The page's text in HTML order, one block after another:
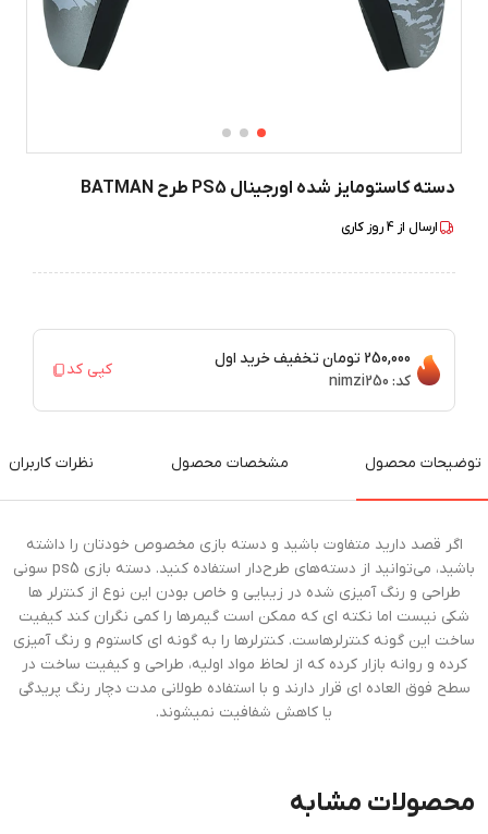
دسته کاستومایز شده اورجینال PS5 طرح BATMAN
ارسال از 4روز کاری
250,000 تومان
تخفیف خرید اول
کد: nimzi250
کپی کد
توضیحات محصول مشخصات محصول نظرات کاربران
اگر قصد دارید متفاوت باشید و دسته بازی مخصوص خودتان را داشته
باشید، می‌توانید از دسته‌های طرح‌دار استفاده کنید. دسته بازی ps5 سونی
طراحی و رنگ آمیزی شده در زیبایی و خاص بودن این نوع از کنترلر ها
شکی نیست اما نکته ای که ممکن است گیمرها را کمی نگران کند کیفیت
ساخت این گونه کنترلرهاست. کنترلرها را به گونه ای کاستوم و رنگ آمیزی
کرده و روانه بازار کرده که از لحاظ مواد اولیه، طراحی و کیفیت ساخت در
سطح فوق العاده ای قرار دارند و با استفاده طولانی مدت دچار رنگ پریدگی
یا کاهش شفافیت نمیشوند.
محصولات مشابه